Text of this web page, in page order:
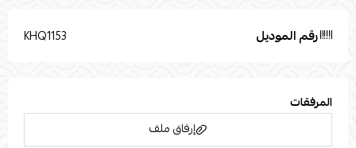
(سم): 48nعرض الصغيرة (سم): 38nإرتفاع الصغيرة (سم): 51رقم الموديل KHQ1153
المرفقات
إرفاق ملف